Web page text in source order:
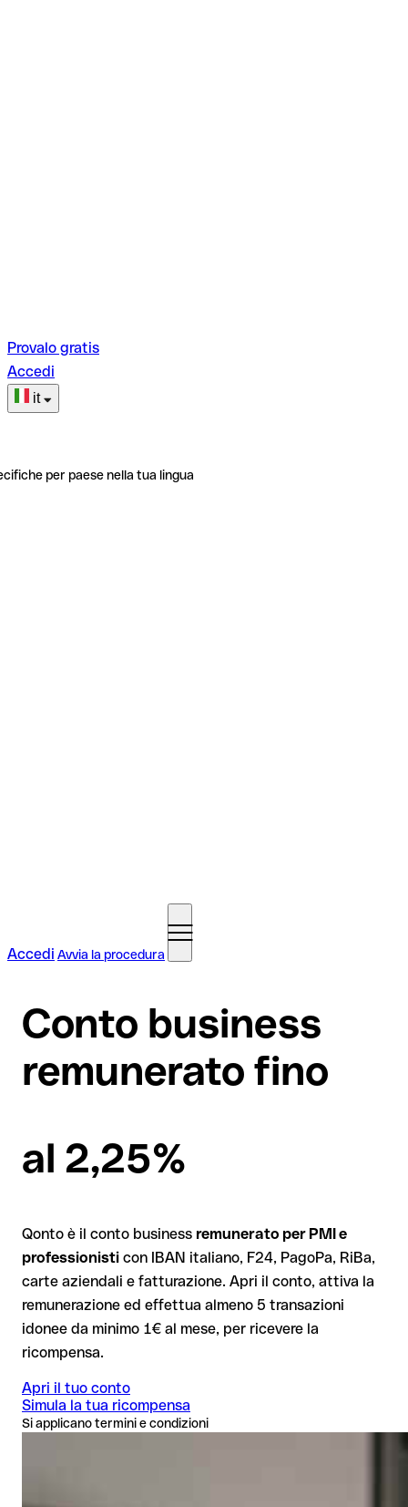
Provalo gratis
Accedi
it
per paese nella tua lingua
Accedi Avvia la procedura
Conto business
remunerato fino
al 2,25%
Qonto è il conto business remunerato per PMI e
professionisti con IBAN italiano, F24, PagoPa, RiBa,
carte aziendali e fatturazione. Apri il conto, attiva la
remunerazione ed effettua almeno 5 transazioni
idonee da minimo 1€ al mese, per ricevere la
ricompensa.
Apri il tuo conto
Simula la tua ricompensa
Si applicano termini e condizioni